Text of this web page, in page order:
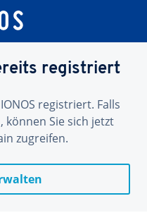
registriert
registriert. Falls
können Sie sich jetzt
zugreifen.